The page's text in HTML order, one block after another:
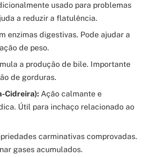
usado para problemas
a reduzir a flatulência.
enzimas digestivas. Pode ajudar a
de peso.
a produção de bile. Importante
de gorduras.
Cidreira): Ação calmante e
Útil para inchaço relacionado ao
carminativas comprovadas.
gases acumulados.